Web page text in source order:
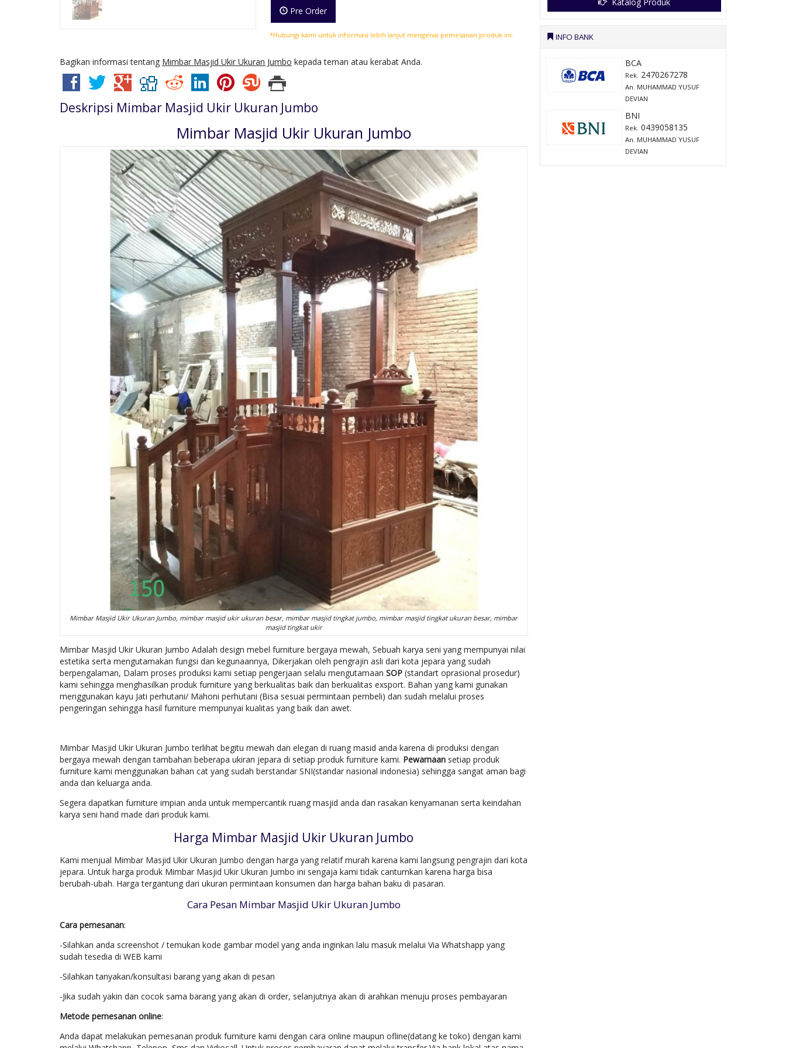
Pre Order
*Hubungi kami untuk informasi lebih lanjut mengenai pemesanan produk ini.
Bagikan informasi tentang Mimbar Masjid Ukir Ukuran Jumbo kepada teman atau kerabat Anda.
Deskripsi Mimbar Masjid Ukir Ukuran Jumbo
Mimbar Masjid Ukir Ukuran Jumbo
Mimbar Masjid Ukir Ukuran Jumbo, mimbar masjid ukir ukuran besar, mimbar masjid tingkat jumbo, mimbar masjid tingkat ukuran besar, mimbar
masjid tingkat ukir
Mimbar Masjid Ukir Ukuran Jumbo Adalah design mebel furniture bergaya mewah, Sebuah karya seni yang mempunyai nilai
estetika serta mengutamakan fungsi dan kegunaannya, Dikerjakan oleh pengrajin asli dari kota jepara yang sudah
berpengalaman, Dalam proses produksi kami setiap pengerjaan selalu mengutamaan SOP (standart oprasional prosedur)
kami sehingga menghasilkan produk furniture yang berkualitas baik dan berkualitas exsport. Bahan yang kami gunakan
menggunakan kayu Jati perhutani/ Mahoni perhutani (Bisa sesuai permintaan pembeli) dan sudah melalui proses
pengeringan sehingga hasil furniture mempunyai kualitas yang baik dan awet.
Mimbar Masjid Ukir Ukuran Jumbo terlihat begitu mewah dan elegan di ruang masid anda karena di produksi dengan
bergaya mewah dengan tambahan beberapa ukiran jepara di setiap produk furniture kami. Pewarnaan setiap produk
furniture kami menggunakan bahan cat yang sudah berstandar SNI(standar nasional indonesia) sehingga sangat aman bagi
anda dan keluarga anda.
Segera dapatkan furniture impian anda untuk mempercantik ruang masjid anda dan rasakan kenyamanan serta keindahan
karya seni hand made dari produk kami.
Harga Mimbar Masjid Ukir Ukuran Jumbo
Kami menjual Mimbar Masjid Ukir Ukuran Jumbo dengan harga yang relatif murah karena kami langsung pengrajin dari kota
jepara. Untuk harga produk Mimbar Masjid Ukir Ukuran Jumbo ini sengaja kami tidak cantumkan karena harga bisa
berubah-ubah. Harga tergantung dari ukuran permintaan konsumen dan harga bahan baku di pasaran.
Cara Pesan Mimbar Masjid Ukir Ukuran Jumbo
Cara pemesanan:
-Silahkan anda screenshot / temukan kode gambar model yang anda inginkan lalu masuk melalui Via Whatshapp yang
sudah tesedia di WEB kami
-Silahkan tanyakan/konsultasi barang yang akan di pesan
-Jika sudah yakin dan cocok sama barang yang akan di order, selanjutnya akan di arahkan menuju proses pembayaran
Metode pemesanan online:
Anda dapat melakukan pemesanan produk furniture kami dengan cara online maupun ofline(datang ke toko) dengan kami
INFO BANK
BCA
Rek. 2470267278
An. MUHAMMAD YUSUF
DEVIAN
BNI
Rek. 0439058135
An. MUHAMMAD YUSUF
DEVIAN